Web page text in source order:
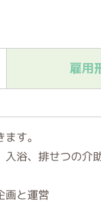
雇用
す。
浴、排せつの介
画と運営